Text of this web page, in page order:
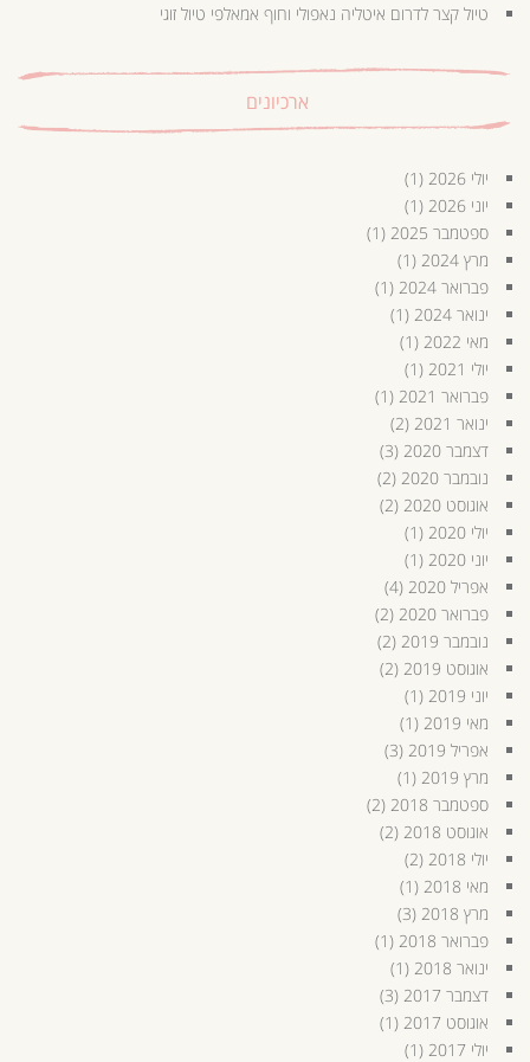
טיול קצר לדרום איטליה נאפולי וחוף אמאלפי טיול זוגי
ארכיונים
יולי 2026
(1)
יוני 2026
(1)
ספטמבר 2025
(1)
מרץ 2024
(1)
פברואר 2024
(1)
ינואר 2024
(1)
מאי 2022
(1)
יולי 2021
(1)
פברואר 2021
(1)
ינואר 2021
(2)
דצמבר 2020
(3)
נובמבר 2020
(2)
אוגוסט 2020
(2)
יולי 2020
(1)
יוני 2020
(1)
אפריל 2020
(4)
פברואר 2020
(2)
נובמבר 2019
(2)
אוגוסט 2019
(2)
יוני 2019
(1)
מאי 2019
(1)
אפריל 2019
(3)
מרץ 2019
(1)
ספטמבר 2018
(2)
אוגוסט 2018
(2)
יולי 2018
(2)
מאי 2018
(1)
מרץ 2018
(3)
פברואר 2018
(1)
ינואר 2018
(1)
דצמבר 2017
(3)
אוגוסט 2017
(1)
יולי 2017
(1)